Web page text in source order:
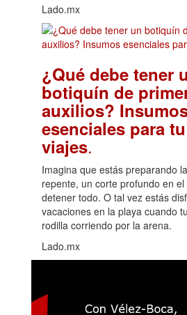
Lado.mx
¿Qué debe tener
botiquín de
auxilios?
esenciales para
viajes.
Imagina que estás preparando
repente, un corte profundo en
detener todo. O tal vez estás
vacaciones en la playa cuando
rodilla corriendo por la arena.
Lado.mx